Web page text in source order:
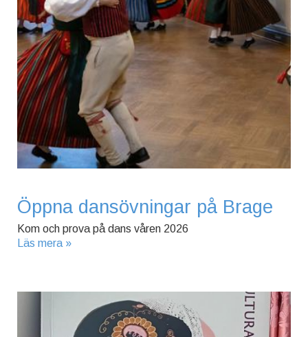
Öppna dansövningar på Brage
Kom och prova på dans våren 2026
Läs mera »